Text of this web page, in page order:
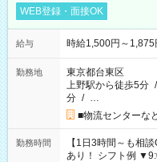
WEB登録・面接OK
給与 時給1,500円～1,875
勤務地
東京都台東区
上野駅から徒歩5分 /
分 / …
■物流センター
勤務時間
【1日3時間～も相
あり！ シフト例